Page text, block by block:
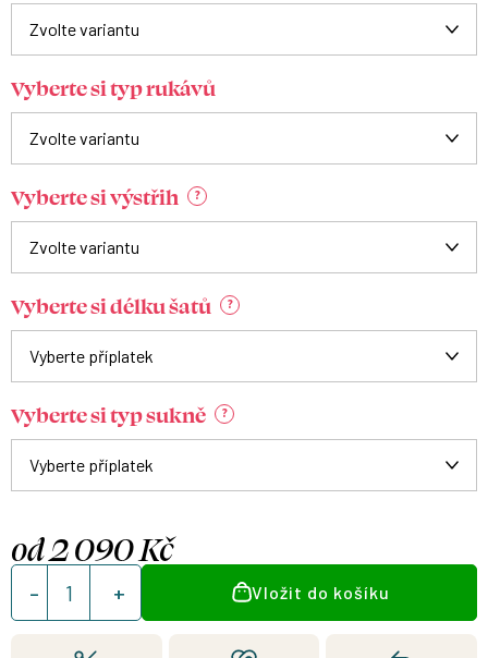
Vyberte si typ rukávů
Vyberte si výstřih ?
Vyberte si délku šatů ?
Vyberte si typ sukně ?
od2 090 Kč
Měrná
cena:
Vložit do košíku